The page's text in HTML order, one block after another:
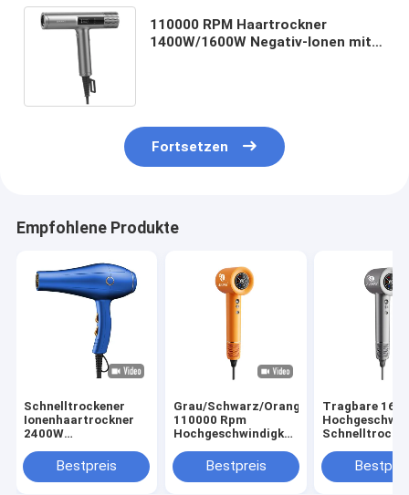
110000 RPM Haartrockner
1400W/1600W Negativ-Ionen mit
Fortsetzen
Empfohlene Produkte
Schnelltrockener
Ionenhaartrockner
2400W
professioneller
Haartrockner
Bestpreis
Grau/Schwarz/Orange
110000 Rpm
Hochgeschwindigkeits
mit schneller
Trocknung für
Bestpreis
Tragbare